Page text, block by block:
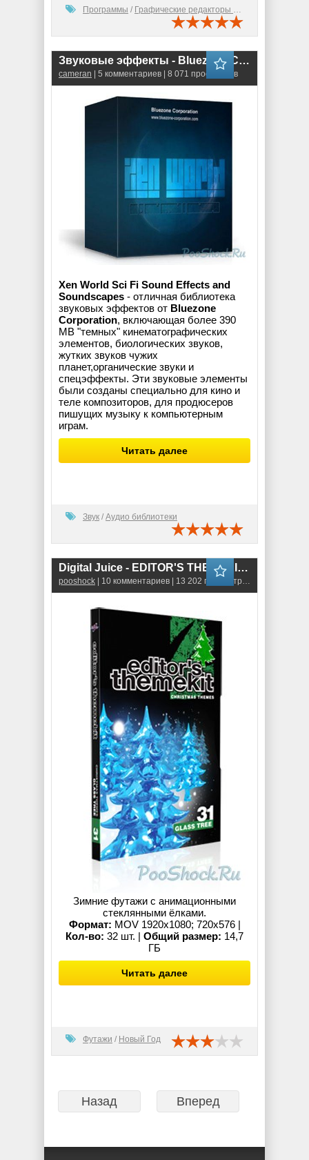
Программы / Графические редакторы (2D)
Звуковые эффекты - Bluezone Corporation Xen World Sci Fi Sound Effects and Soundscapes (WAV)
cameran | 5 комментариев | 8 071 просмотров
Xen World Sci Fi Sound Effects and
Soundscapes - отличная библиотека
звуковых эффектов от Bluezone
Corporation, включающая более 390
MB "темных" кинематографических
элементов, биологических звуков,
жутких звуков чужих
планет,органические звуки и
спецэффекты. Эти звуковые элементы
были созданы специально для кино и
теле композиторов, для продюсеров
пишущих музыку к компьютерным
играм.
Читать далее
Звук / Аудио библиотеки
Digital Juice - EDITOR'S THEMEKIT 31: Glass Tree
pooshock | 10 комментариев | 13 202 просмотров
Зимние футажи с анимационными
стеклянными ёлками.
Формат: MOV 1920x1080; 720x576 |
Кол-во: 32 шт. | Общий размер: 14,7
ГБ
Читать далее
Футажи / Новый Год
Назад Вперед